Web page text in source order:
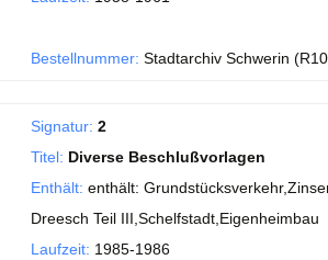
Bestellnummer: Stadtarchiv Schwerin
Signatur: 2
Titel: Diverse Beschlußvorlagen
Enthält: enthält:
Dreesch Teil III,Schelfstadt,Eigenheimbau
Laufzeit: 1985-1986